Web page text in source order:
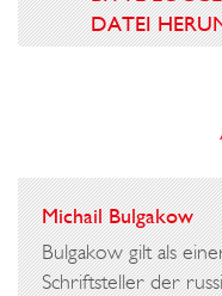
DATEI
Michail Bulgakow
Bulgakow gilt als
Schriftsteller der